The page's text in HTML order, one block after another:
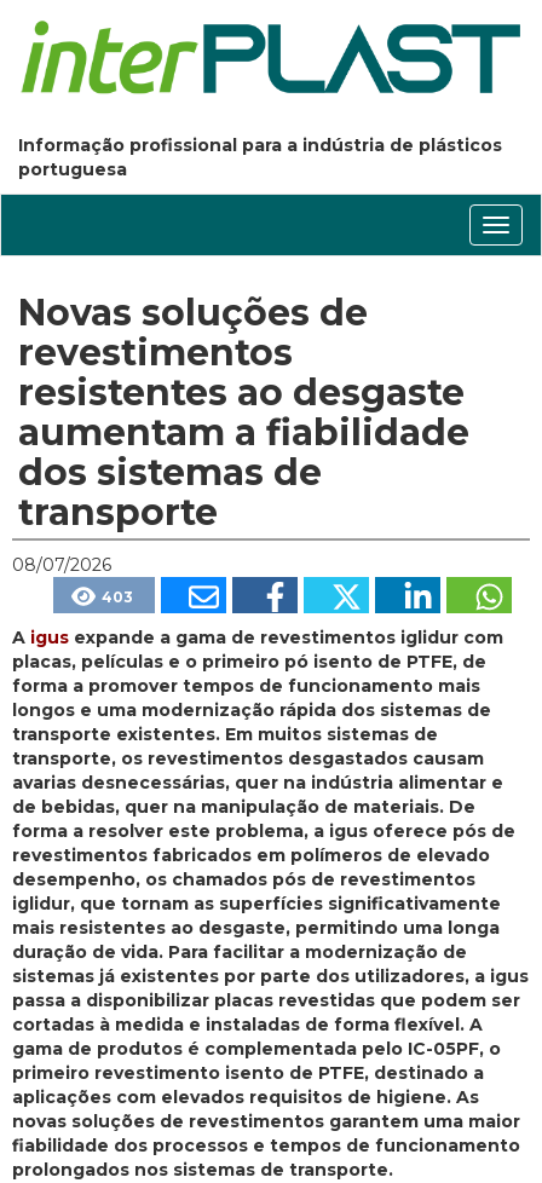
Informação profissional para a indústria de plásticos
portuguesa
Novas soluções de
revestimentos
resistentes ao desgaste
aumentam a fiabilidade
dos sistemas de
transporte
08/07/2026
403
A igus expande a gama de revestimentos iglidur com
placas, películas e o primeiro pó isento de PTFE, de
forma a promover tempos de funcionamento mais
longos e uma modernização rápida dos sistemas de
transporte existentes. Em muitos sistemas de
transporte, os revestimentos desgastados causam
avarias desnecessárias, quer na indústria alimentar e
de bebidas, quer na manipulação de materiais. De
forma a resolver este problema, a igus oferece pós de
revestimentos fabricados em polímeros de elevado
desempenho, os chamados pós de revestimentos
iglidur, que tornam as superfícies significativamente
mais resistentes ao desgaste, permitindo uma longa
duração de vida. Para facilitar a modernização de
sistemas já existentes por parte dos utilizadores, a igus
passa a disponibilizar placas revestidas que podem ser
cortadas à medida e instaladas de forma flexível. A
gama de produtos é complementada pelo IC-05PF, o
primeiro revestimento isento de PTFE, destinado a
aplicações com elevados requisitos de higiene. As
novas soluções de revestimentos garantem uma maior
fiabilidade dos processos e tempos de funcionamento
prolongados nos sistemas de transporte.